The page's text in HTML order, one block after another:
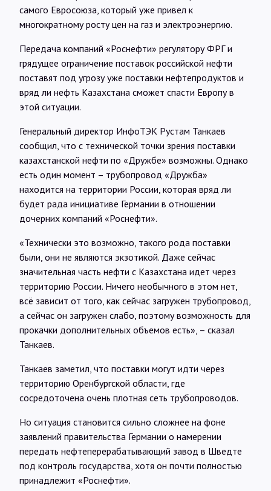
самого Евросоюза, который уже привел к
многократному росту цен на газ и электроэнергию.
Передача компаний «Роснефти» регулятору ФРГ и
грядущее ограничение поставок российской нефти
поставят под угрозу уже поставки нефтепродуктов и
вряд ли нефть Казахстана сможет спасти Европу в
этой ситуации.
Генеральный директор ИнфоТЭК Рустам Танкаев
сообщил, что с технической точки зрения поставки
казахстанской нефти по «Дружбе» возможны. Однако
есть один момент – трубопровод «Дружба»
находится на территории России, которая вряд ли
будет рада инициативе Германии в отношении
дочерних компаний «Роснефти».
«Технически это возможно, такого рода поставки
были, они не являются экзотикой. Даже сейчас
значительная часть нефти с Казахстана идет через
территорию России. Ничего необычного в этом нет,
всё зависит от того, как сейчас загружен трубопровод,
а сейчас он загружен слабо, поэтому возможность для
прокачки дополнительных объемов есть», – сказал
Танкаев.
Танкаев заметил, что поставки могут идти через
территорию Оренбургской области, где
сосредоточена очень плотная сеть трубопроводов.
Но ситуация становится сильно сложнее на фоне
заявлений правительства Германии о намерении
передать нефтеперерабатывающий завод в Шведте
под контроль государства, хотя он почти полностью
принадлежит «Роснефти».